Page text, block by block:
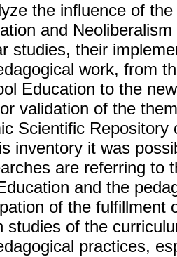
the influence of
and
studies, their
work, from
Education to the
validation of the
Scientific
inventory it was
are referring to
and the
of the fulfillment
studies of the
practices,